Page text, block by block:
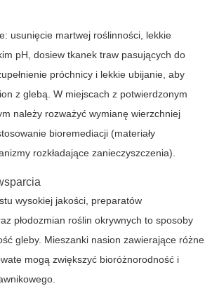
usunięcie martwej roślinności, lekkie
pH, dosiew tkanek traw pasujących do
próchnicy i lekkie ubijanie, aby
z glebą. W miejscach z potwierdzonym
należy rozważyć wymianę wierzchniej
bioremediacji (materiały
rozkładające zanieczyszczenia).
wysokiej jakości, preparatów
płodozmian roślin okrywnych to sposoby
gleby. Mieszanki nasion zawierające różne
mogą zwiększyć bioróżnorodność i